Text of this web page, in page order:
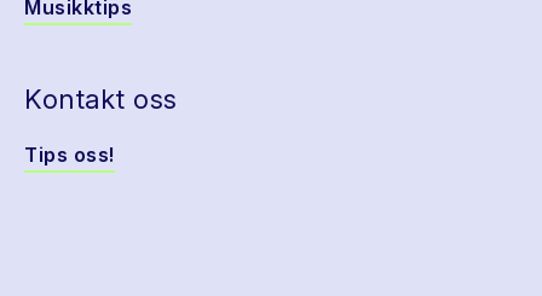
Musikktips
Kontakt oss
Tips oss!